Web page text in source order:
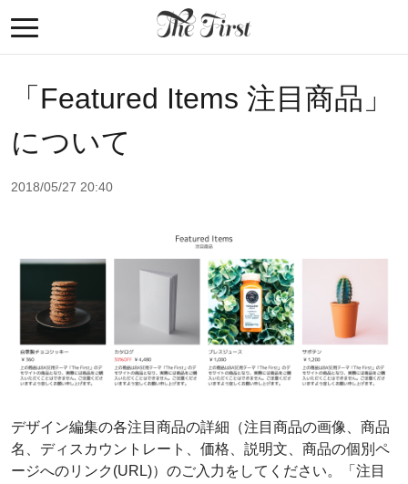
「Featured Items 注目商品」
について
2018/05/27 20:40
デザイン編集の各注目商品の詳細（注目商品の画像、商品
名、ディスカウントレート、価格、説明文、商品の個別ペ
ージへのリンク(URL)）のご入力をしてください。「注目